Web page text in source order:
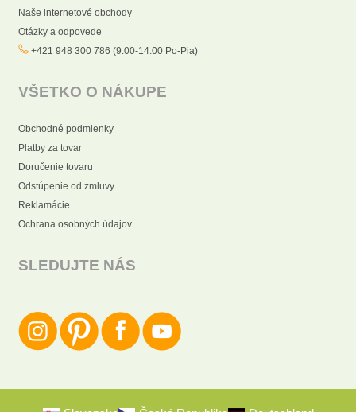
Naše internetové obchody
Otázky a odpovede
+421 948 300 786 (9:00-14:00 Po-Pia)
VŠETKO O NÁKUPE
Obchodné podmienky
Platby za tovar
Doručenie tovaru
Odstúpenie od zmluvy
Reklamácie
Ochrana osobných údajov
SLEDUJTE NÁS